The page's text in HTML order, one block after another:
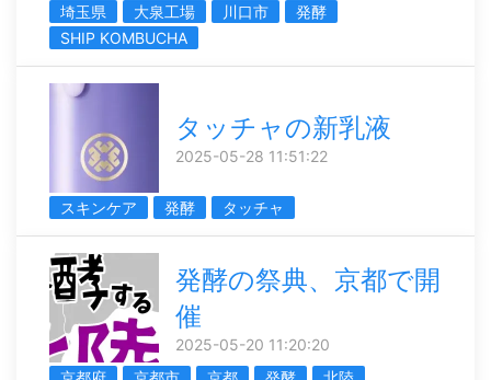
埼玉県 大泉工場 川口市
発酵
SHIP KOMBUCHA
タッチャの新乳液
2025-05-28 11:51:22
スキンケア 発酵 タッチャ
発酵の祭典、京都で開
催
2025-05-20 11:20:20